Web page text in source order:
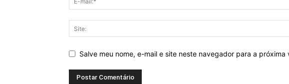
Salve meu nome, e-mail e site neste navegador para a próxima